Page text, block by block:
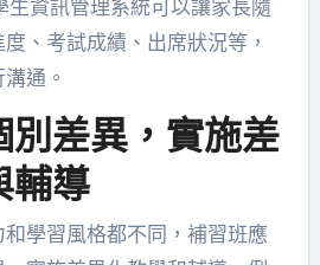
生資訊管理系統可以讓家長隨
、考試成績、出席狀況等，
通。
別差異，實施差
輔導
學習風格都不同，補習班應